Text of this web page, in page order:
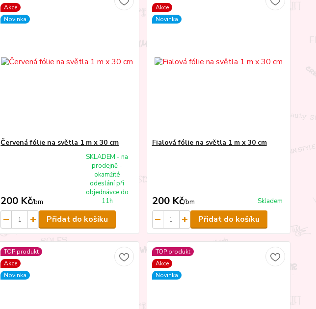
Akce
Novinka
Červená fólie na světla 1 m x 30 cm
200 Kč/bm
SKLADEM - na
prodejně -
okamžité
odeslání při
objednávce do
11h
Přidat do košíku
Akce
Novinka
Fialová fólie na světla 1 m x 30 cm
200 Kč/bm Skladem
Přidat do košíku
TOP produkt
Akce
Novinka
TOP produkt
Akce
Novinka